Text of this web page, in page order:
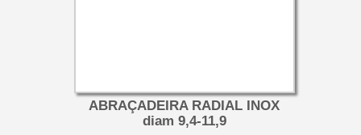
ABRAÇADEIRA RADIAL INOX
diam 9,4-11,9